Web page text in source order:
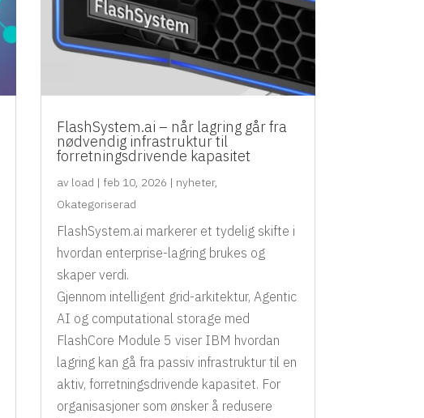
FlashSystem.ai – når lagring går fra
nødvendig infrastruktur til
forretningsdrivende kapasitet
av load | feb 10, 2026 | nyheter,
Okategoriserad
FlashSystem.ai markerer et tydelig skifte i
hvordan enterprise-lagring brukes og
skaper verdi.
Gjennom intelligent grid-arkitektur, Agentic
AI og computational storage med
FlashCore Module 5 viser IBM hvordan
lagring kan gå fra passiv infrastruktur til en
aktiv, forretningsdrivende kapasitet. For
organisasjoner som ønsker å redusere